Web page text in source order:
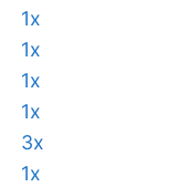
1x
1x
1x
1x
3x
1x